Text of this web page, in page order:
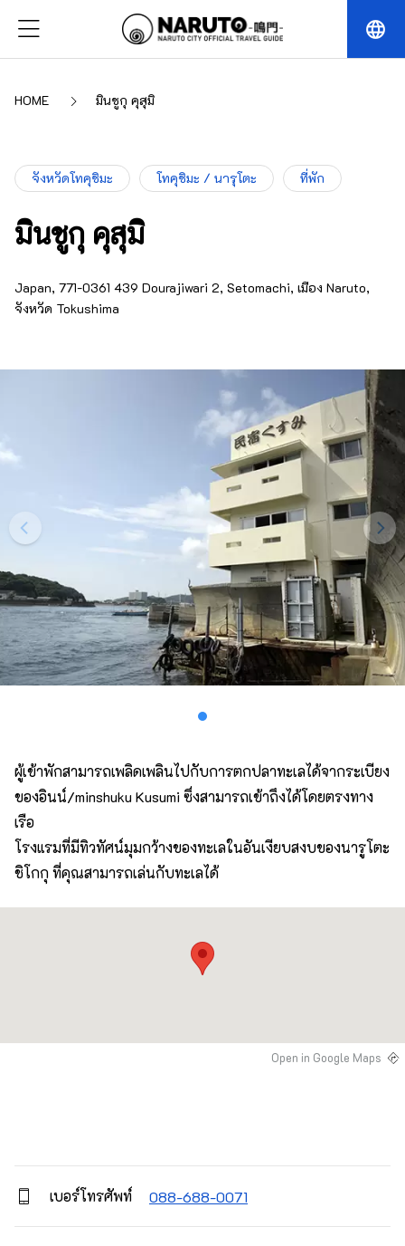
language
HOME มินชูกุ คุสุมิ
จังหวัดโทคุชิมะ โทคุชิมะ / นารุโตะ ที่พัก
มินชูกุ คุสุมิ
Japan, 771-0361 439 Dourajiwari 2, Setomachi, เมือง Naruto,
จังหวัด Tokushima
ผู้เข้าพักสามารถเพลิดเพลินไปกับการตกปลาทะเลได้จากระเบียง
ของอินน์/minshuku Kusumi ซึ่งสามารถเข้าถึงได้โดยตรงทาง
เรือ
โรงแรมที่มีทิวทัศน์มุมกว้างของทะเลในอันเงียบสงบของนารูโตะ
ชิโกกุ ที่คุณสามารถเล่นกับทะเลได้
Open in Google Maps
เบอร์โทรศัพท์ 088-688-0071